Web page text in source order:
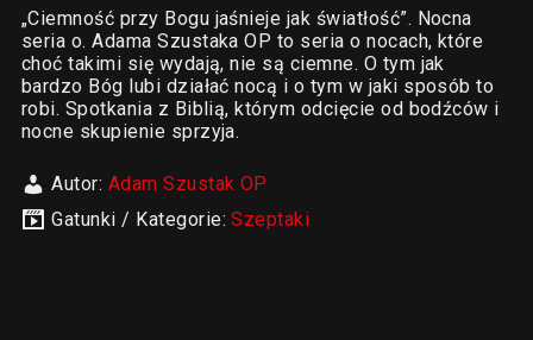
„Ciemność przy Bogu jaśnieje jak światłość”. Nocna
seria o. Adama Szustaka OP to seria o nocach, które
choć takimi się wydają, nie są ciemne. O tym jak
bardzo Bóg lubi działać nocą i o tym w jaki sposób to
robi. Spotkania z Biblią, którym odcięcie od bodźców i
nocne skupienie sprzyja.
Autor: Adam Szustak OP
Gatunki / Kategorie:Szeptaki